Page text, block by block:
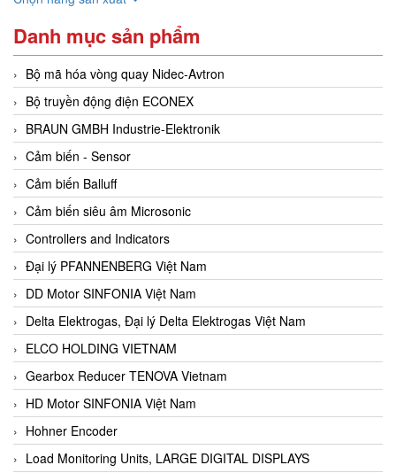
Danh mục sản phẩm
Bộ mã hóa vòng quay Nidec-Avtron
Bộ truyền động điện ECONEX
BRAUN GMBH Industrie-Elektronik
Cảm biến - Sensor
Cảm biến Balluff
Cảm biến siêu âm Microsonic
Controllers and Indicators
Đại lý PFANNENBERG Việt Nam
DD Motor SINFONIA Việt Nam
Delta Elektrogas, Đại lý Delta Elektrogas Việt Nam
ELCO HOLDING VIETNAM
Gearbox Reducer TENOVA Vietnam
HD Motor SINFONIA Việt Nam
Hohner Encoder
Load Monitoring Units, LARGE DIGITAL DISPLAYS